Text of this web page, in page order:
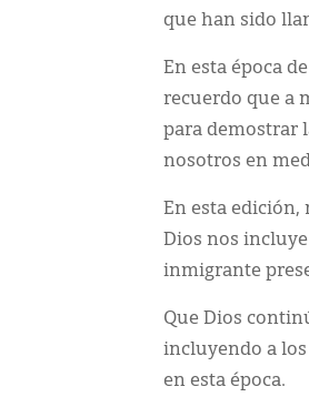
que han sido
En esta época
recuerdo que a
para demostrar
nosotros en
En esta
Dios nos
inmigrante
Que Dios
incluyendo a
en esta época.